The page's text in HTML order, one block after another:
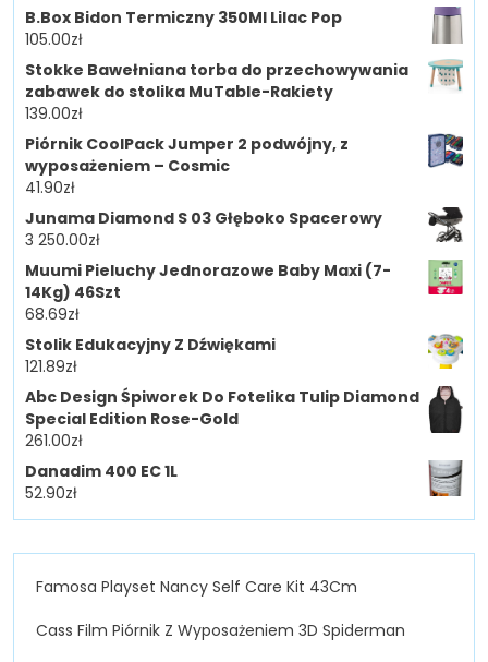
B.Box Bidon Termiczny 350Ml Lilac Pop
105.00zł
Stokke Bawełniana torba do przechowywania
zabawek do stolika MuTable-Rakiety
139.00zł
Piórnik CoolPack Jumper 2 podwójny, z
wyposażeniem – Cosmic
41.90zł
Junama Diamond S 03 Głęboko Spacerowy
3 250.00zł
Muumi Pieluchy Jednorazowe Baby Maxi (7-
14Kg) 46Szt
68.69zł
Stolik Edukacyjny Z Dźwiękami
121.89zł
Abc Design Śpiworek Do Fotelika Tulip Diamond
Special Edition Rose-Gold
261.00zł
Danadim 400 EC 1L
52.90zł
Famosa Playset Nancy Self Care Kit 43Cm
Cass Film Piórnik Z Wyposażeniem 3D Spiderman